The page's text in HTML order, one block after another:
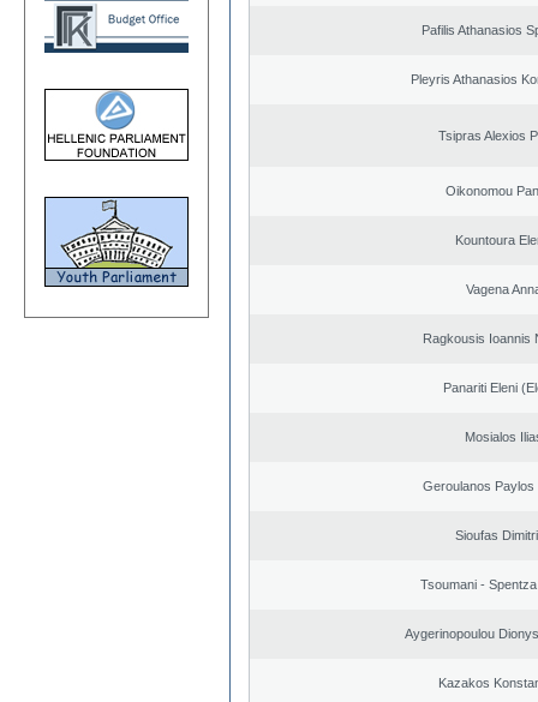
Pafilis Athanasios
Pleyris Athanasios
Tsipras Alexios
Oikonomou
Kountoura
Vagena
Ragkousis Ioannis
Panariti Eleni
Mosialos
Geroulanos Paylos
Sioufas
Tsoumani -
Aygerinopoulou
Kazakos